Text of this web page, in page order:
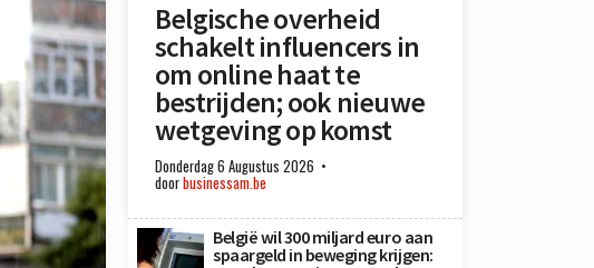
Belgische overheid
schakelt influencers in
om online haat te
bestrijden; ook nieuwe
wetgeving op komst
Donderdag 6 Augustus 2026
doorbusinessam.be
België wil 300 miljard euro aan
spaargeld in beweging krijgen: